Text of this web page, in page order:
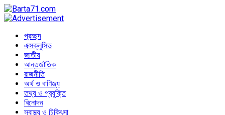
প্রচ্ছদ
এক্সক্লুসিভ
জাতীয়
আন্তর্জাতিক
রাজনীতি
অর্থ ও বাণিজ্য
তথ্য ও প্রযুক্তি
বিনোদন
স্বাস্থ্য ও চিকিৎসা